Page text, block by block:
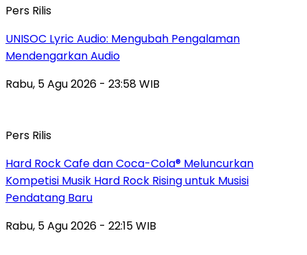
Pers Rilis
UNISOC Lyric Audio: Mengubah Pengalaman
Mendengarkan Audio
Rabu, 5 Agu 2026 - 23:58 WIB
Pers Rilis
Hard Rock Cafe dan Coca-Cola® Meluncurkan
Kompetisi Musik Hard Rock Rising untuk Musisi
Pendatang Baru
Rabu, 5 Agu 2026 - 22:15 WIB